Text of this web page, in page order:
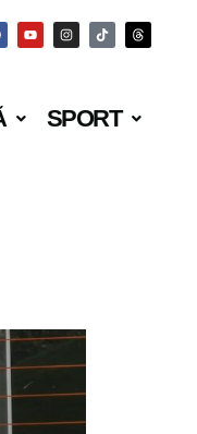
SPORT